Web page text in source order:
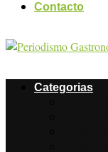
Contacto
Categorias